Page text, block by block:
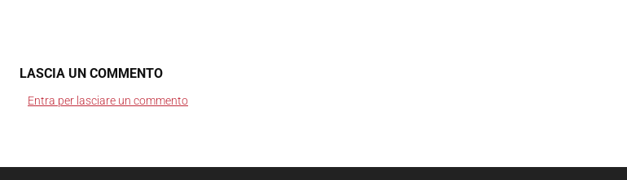
LASCIA UN COMMENTO
Entra per lasciare un commento